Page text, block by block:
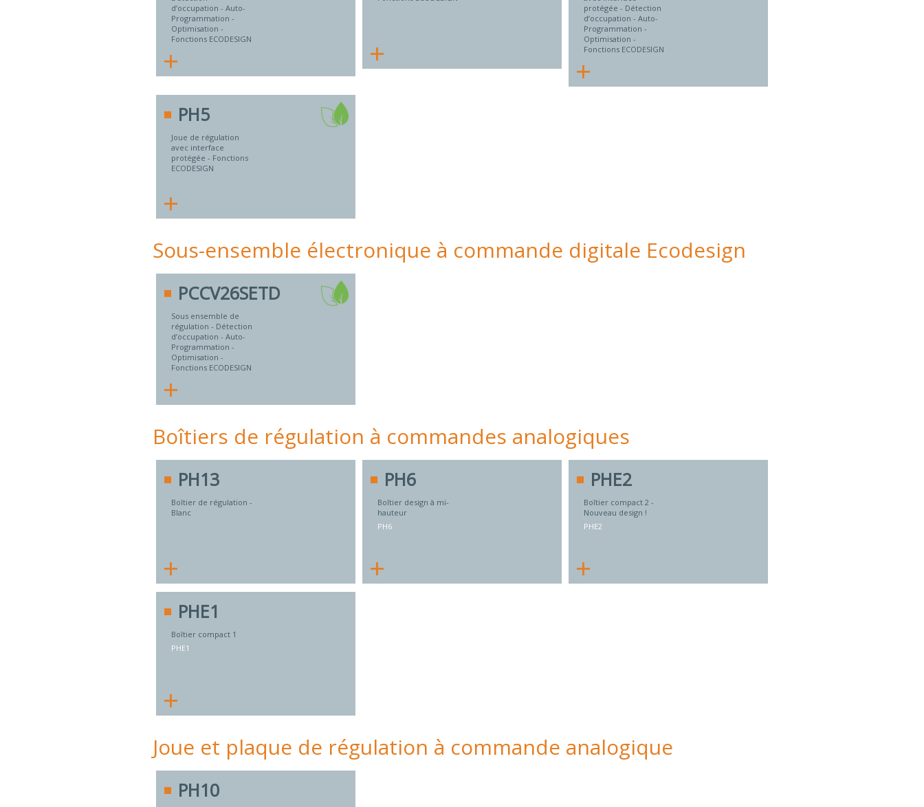
d’occupation - Auto-
Programmation -
Optimisation -
Fonctions ECODESIGN
+ +
protégée - Détection
d’occupation - Auto-
Programmation -
Optimisation -
Fonctions ECODESIGN
+
PH5
Joue de régulation
avec interface
protégée - Fonctions
ECODESIGN
+
Sous-ensemble électronique à commande digitale Ecodesign
PCCV26SETD
Sous ensemble de
régulation - Détection
d’occupation - Auto-
Programmation -
Optimisation -
Fonctions ECODESIGN
+
Boîtiers de régulation à commandes analogiques
PH13
Boîtier de régulation -
Blanc
+
PH6
Boîtier design à mi-
hauteur
PH6
+
PHE2
Boîtier compact 2 -
Nouveau design !
PHE2
+
PHE1
Boîtier compact 1
PHE1
+
Joue et plaque de régulation à commande analogique
PH10